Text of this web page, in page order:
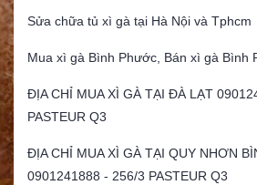
Sửa chữa tủ xì gà tại Hà Nội và Tphcm
Mua xì gà Bình Phước, Bán xì gà Bình
ĐỊA CHỈ MUA XÌ GÀ TẠI ĐÀ LẠT
PASTEUR Q3
ĐỊA CHỈ MUA XÌ GÀ TẠI QUY NHƠN
0901241888 - 256/3 PASTEUR Q3